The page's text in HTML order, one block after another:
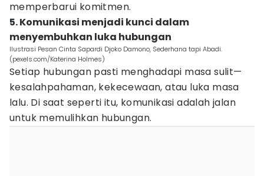
memperbarui komitmen.
5. Komunikasi menjadi kunci dalam
menyembuhkan luka hubungan
Ilustrasi Pesan Cinta Sapardi Djoko Damono, Sederhana tapi Abadi.
(pexels.com/Katerina Holmes)
Setiap hubungan pasti menghadapi masa sulit—
kesalahpahaman, kekecewaan, atau luka masa
lalu. Di saat seperti itu, komunikasi adalah jalan
untuk memulihkan hubungan.